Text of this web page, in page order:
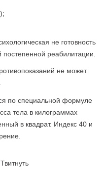
не готовность
реабилитации.
не может
по специальной формуле
тела в килограммах
в квадрат. Индекс 40 и
Твитнуть